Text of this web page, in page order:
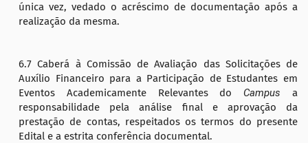
única vez, vedado o acréscimo de documentação após a
realização da mesma.
6.7 Caberá à Comissão de Avaliação das Solicitações de
Auxílio Financeiro para a Participação de Estudantes em
Eventos Academicamente Relevantes do Campus a
responsabilidade pela análise final e aprovação da
prestação de contas, respeitados os termos do presente
Edital e a estrita conferência documental.